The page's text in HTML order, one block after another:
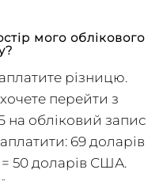
різницю.
перейти з
на обліковий запис
69 доларів